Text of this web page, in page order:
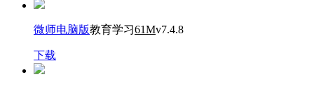
微师电脑版教育学习61Mv7.4.8
下载